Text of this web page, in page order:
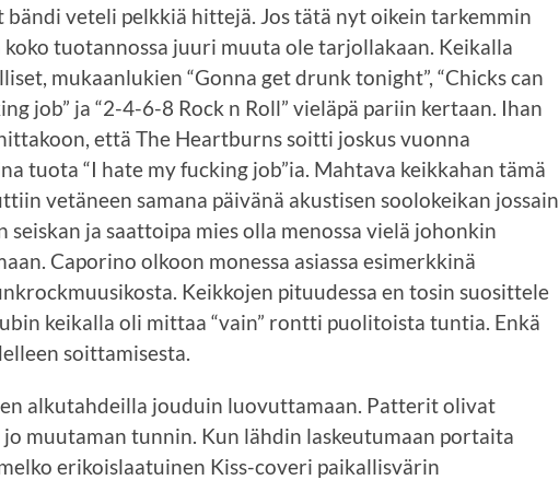
veteli pelkkiä hittejä. Jos tätä nyt oikein tarkemmin
tuotannossa juuri muuta ole tarjollakaan. Keikalla
mukaanlukien “Gonna get drunk tonight”, “Chicks can
job” ja “2-4-6-8 Rock n Roll” vieläpä pariin kertaan. Ihan
että The Heartburns soitti joskus vuonna
tuota “I hate my fucking job”ia. Mahtava keikkahan tämä
vetäneen samana päivänä akustisen soolokeikan jossain
seiskan ja saattoipa mies olla menossa vielä johonkin
Caporino olkoon monessa asiassa esimerkkinä
Keikkojen pituudessa en tosin suosittele
keikalla oli mittaa “vain” rontti puolitoista tuntia. Enkä
soittamisesta.
alkutahdeilla jouduin luovuttamaan. Patterit olivat
muutaman tunnin. Kun lähdin laskeutumaan portaita
erikoislaatuinen Kiss-coveri paikallisvärin